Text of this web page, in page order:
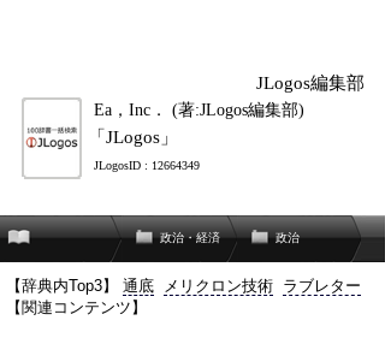
JLogos編集部
Ea，Inc． (著:JLogos編集部)
「JLogos」
JLogosID : 12664349
政治・経済 政治
【辞典内Top3】 通底 メリクロン技術 ラブレター
【関連コンテンツ】